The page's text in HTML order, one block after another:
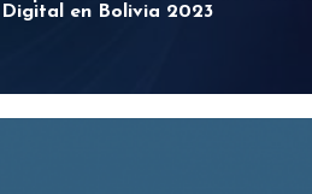
Digital en Bolivia 2023